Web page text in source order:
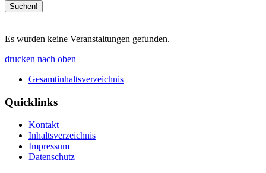
Es wurden keine Veranstaltungen gefunden.
drucken nach oben
Gesamtinhaltsverzeichnis
Quicklinks
Kontakt
Inhaltsverzeichnis
Impressum
Datenschutz